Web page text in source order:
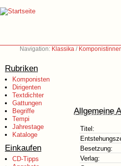
Navigation: Klassika /
Rubriken
Komponisten
Dirigenten
Textdichter
Gattungen
Begriffe
Tempi
Jahrestage
Kataloge
Einkaufen
CD-Tipps
Allgemeine
Titel:
Besetzung:
Verlag: